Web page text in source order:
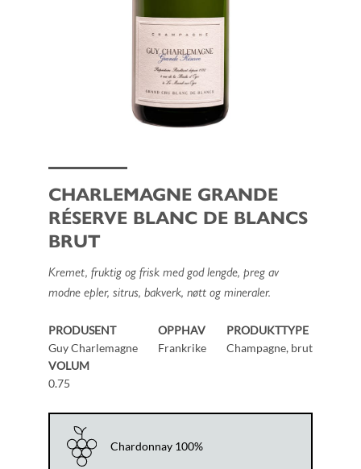
CHARLEMAGNE GRANDE
RÉSERVE BLANC DE BLANCS
BRUT
Kremet, fruktig og frisk med god lengde, preg av
modne epler, sitrus, bakverk, nøtt og mineraler.
PRODUSENT
Guy Charlemagne
OPPHAV
Frankrike
PRODUKTTYPE
Champagne, brut
VOLUM
0.75
Chardonnay 100%